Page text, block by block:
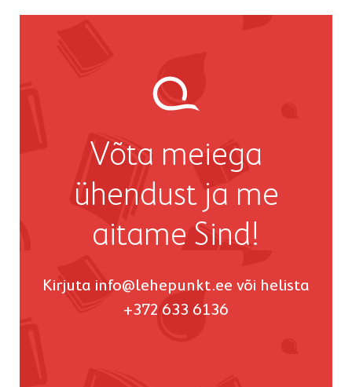
Võta meiega
ühendust ja me
aitame Sind!
Kirjuta info@lehepunkt.ee või helista
+372 633 6136